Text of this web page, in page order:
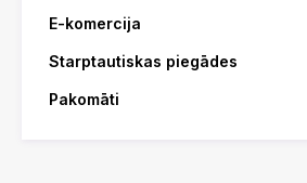
E-komercija
Starptautiskas piegādes
Pakomāti